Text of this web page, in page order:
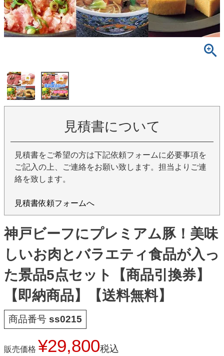
見積書について
見積書をご希望の方は下記依頼フォームに必要事項を
ご記入の上、ご連絡をお願い致します。担当よりご連
絡を致します。
見積書依頼フォームへ
神戸ビーフにプレミアム豚！美味
しいお肉とバラエティ食品が入っ
た景品5点セット【商品引換券】
【即納商品】【送料無料】
商品番号 ss0215
販売価格 ¥29,800税込